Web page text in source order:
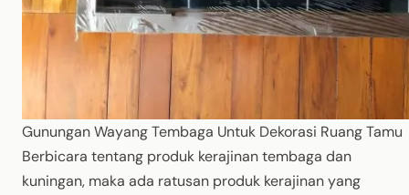
Gunungan Wayang Tembaga Untuk Dekorasi Ruang Tamu
Berbicara tentang produk kerajinan tembaga dan
kuningan, maka ada ratusan produk kerajinan yang